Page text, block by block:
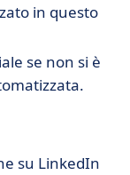
in questo
se non si è
su LinkedIn